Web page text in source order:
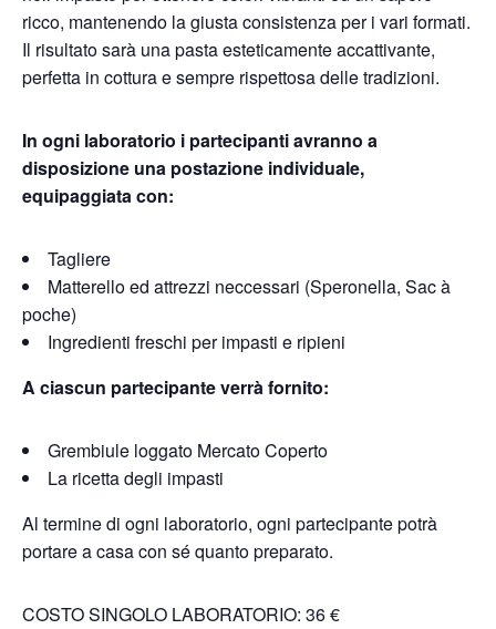
ricco, mantenendo la giusta consistenza per i vari formati.
Il risultato sarà una pasta esteticamente accattivante,
perfetta in cottura e sempre rispettosa delle tradizioni.
In ogni laboratorio i partecipanti avranno a
disposizione una postazione individuale,
equipaggiata con:
Tagliere
Matterello ed attrezzi neccessari (Speronella, Sac à
poche)
Ingredienti freschi per impasti e ripieni
A ciascun partecipante verrà fornito:
Grembiule loggato Mercato Coperto
La ricetta degli impasti
Al termine di ogni laboratorio, ogni partecipante potrà
portare a casa con sé quanto preparato.
COSTO SINGOLO LABORATORIO: 36 €